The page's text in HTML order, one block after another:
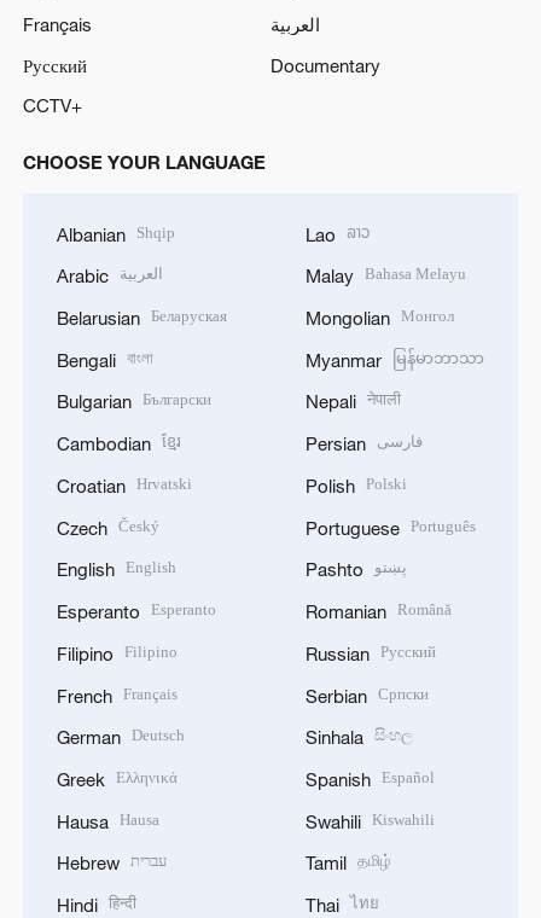
Français
العربية
Русский
Documentary
CCTV+
CHOOSE YOUR LANGUAGE
Albanian Shqip
Arabic العربية
Belarusian Беларуская
Bengali বাংলা
Bulgarian Български
Cambodian ខ្មែរ
Croatian Hrvatski
Czech Český
English English
Esperanto Esperanto
Filipino Filipino
French Français
German Deutsch
Greek Ελληνικά
Hausa Hausa
Hebrew עברית
Hindi हिन्दी
Lao ລາວ
Malay Bahasa Melayu
Mongolian Монгол
Myanmar မြန်မာဘာသာ
Nepali नेपाली
Persian فارسی
Polish Polski
Portuguese Português
Pashto پښتو
Romanian Română
Russian Русский
Serbian Српски
Sinhala සිංහල
Spanish Español
Swahili Kiswahili
Tamil தமிழ்
Thai ไทย